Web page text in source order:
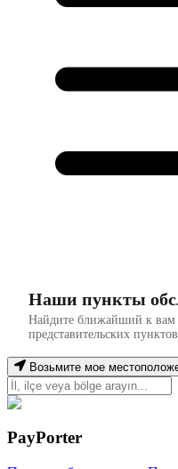
Наши пункты
Найдите ближайший к вам
представительских
Возьмите мое
PayPorter